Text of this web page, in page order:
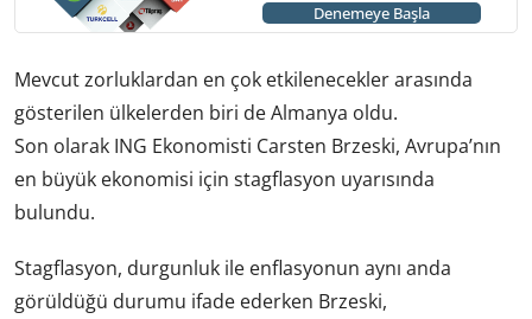
Denemeye Başla
Mevcut zorluklardan en çok etkilenecekler arasında
gösterilen ülkelerden biri de Almanya oldu.
Son olarak ING Ekonomisti Carsten Brzeski, Avrupa’nın
en büyük ekonomisi için stagflasyon uyarısında
bulundu.
Stagflasyon, durgunluk ile enflasyonun aynı anda
görüldüğü durumu ifade ederken Brzeski,